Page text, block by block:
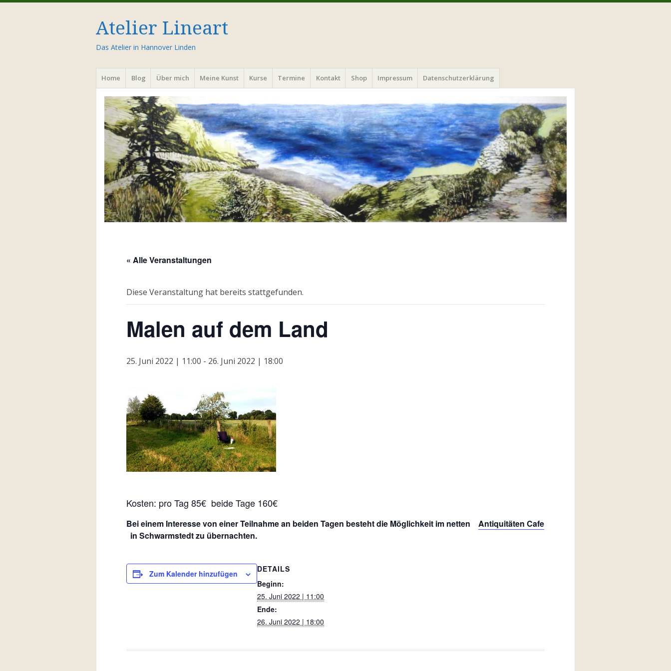
Atelier Lineart
Das Atelier in Hannover Linden
Menü
Zum
Inhalt
springen
Home Blog Über mich Meine Kunst Kurse Termine Kontakt Shop Impressum Datenschutzerklärung
« Alle Veranstaltungen
Diese Veranstaltung hat bereits stattgefunden.
Malen auf dem Land
25. Juni 2022 | 11:00 - 26. Juni 2022 | 18:00
Kosten: pro Tag 85€ beide Tage 160€
Bei einem Interesse von einer Teilnahme an beiden Tagen besteht die Möglichkeit im netten
Antiquitäten Cafe
in Schwarmstedt zu übernachten.
Zum Kalender hinzufügen
DETAILS
Beginn:
25. Juni 2022 | 11:00
Ende:
26. Juni 2022 | 18:00